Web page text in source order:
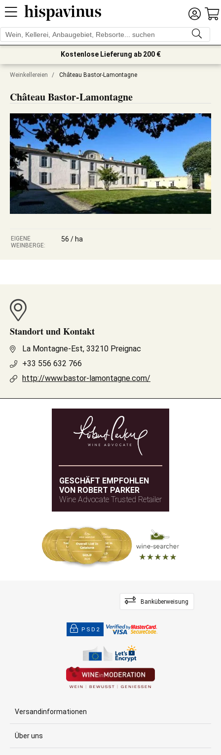
Kostenlose Lieferung ab 200 €
Weinkellereien / Château Bastor-Lamontagne
Château Bastor-Lamontagne
EIGENE
WEINBERGE:
56 / ha
Standort und Kontakt
La Montagne-Est, 33210 Preignac
+33 556 632 766
http://www.bastor-lamontagne.com/
GESCHÄFT EMPFOHLEN
VON ROBERT PARKER
Wine Advocate Trusted Retailer
Banküberweisung
PSD2
Versandinformationen
Über uns